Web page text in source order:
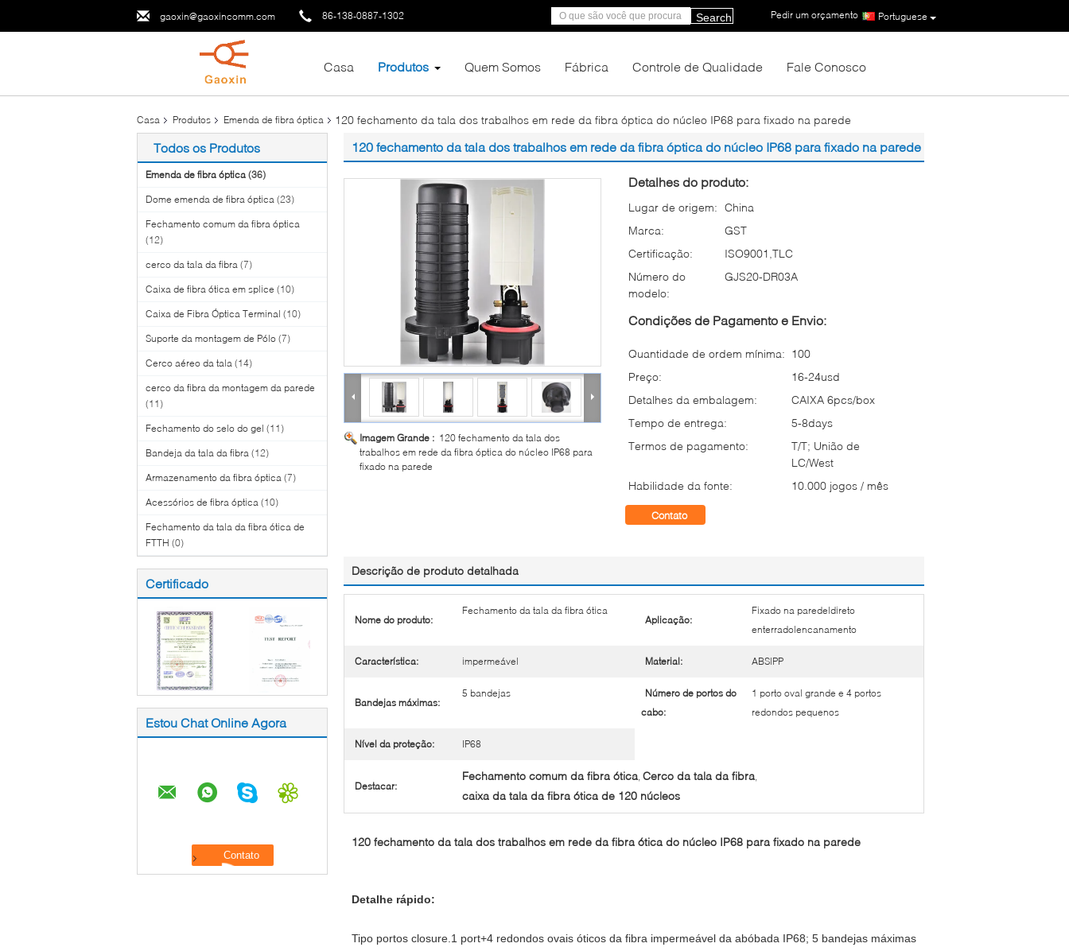
gaoxin@gaoxincomm.com 86-138-0887-1302 Portuguese
Pedir um orçamento |
Search
Casa Produtos Quem Somos Fábrica Controle de Qualidade Fale Conosco
Casa Produtos Emenda de fibra óptica 120 fechamento da tala dos trabalhos em rede da fibra óptica do núcleo IP68 para fixado na parede
Todos os Produtos
Emenda de fibra óptica (36)
Dome emenda de fibra óptica (23)
Fechamento comum da fibra óptica
(12)
cerco da tala da fibra (7)
Caixa de fibra ótica em splice (10)
Caixa de Fibra Óptica Terminal (10)
Suporte da montagem de Pólo (7)
Cerco aéreo da tala (14)
cerco da fibra da montagem da parede
(11)
Fechamento do selo do gel (11)
Bandeja da tala da fibra (12)
Armazenamento da fibra óptica (7)
Acessórios de fibra óptica (10)
Fechamento da tala da fibra ótica de
FTTH (0)
Certificado
Estou Chat Online Agora
120 fechamento da tala dos trabalhos em rede da fibra óptica do núcleo IP68 para fixado na parede
Imagem Grande : 120 fechamento da tala dos
trabalhos em rede da fibra óptica do núcleo IP68 para
fixado na parede
Detalhes do produto:
Lugar de origem: China
Marca:
GST
Certificação:
ISO9001,TLC
Número do
modelo:
GJS20-DR03A
Condições de Pagamento e Envio:
Quantidade de ordem mínima: 100
Preço:
16-24usd
Detalhes da embalagem:
CAIXA 6pcs/box
Tempo de entrega:
5-8days
Termos de pagamento:
T/T; União de
LC/West
Habilidade da fonte:
10.000 jogos / mês
Contato
Descrição de produto detalhada
Nome do produto:
Fechamento da tala da fibra ótica
Aplicação:
Fixado na parede|direto
enterrado|encanamento
Característica: impermeável Material: ABS|PP
Bandejas máximas:
5 bandejas
Número de portos do
cabo:
1 porto oval grande e 4 portos
redondos pequenos
Nível da proteção: IP68
Destacar:
Fechamento comum da fibra ótica, Cerco da tala da fibra,
caixa da tala da fibra ótica de 120 núcleos
120 fechamento da tala dos trabalhos em rede da fibra ótica do núcleo IP68 para fixado na parede
Detalhe rápido:
Tipo portos closure.1 port+4 redondos ovais óticos da fibra impermeável da abóbada IP68; 5 bandejas máximas